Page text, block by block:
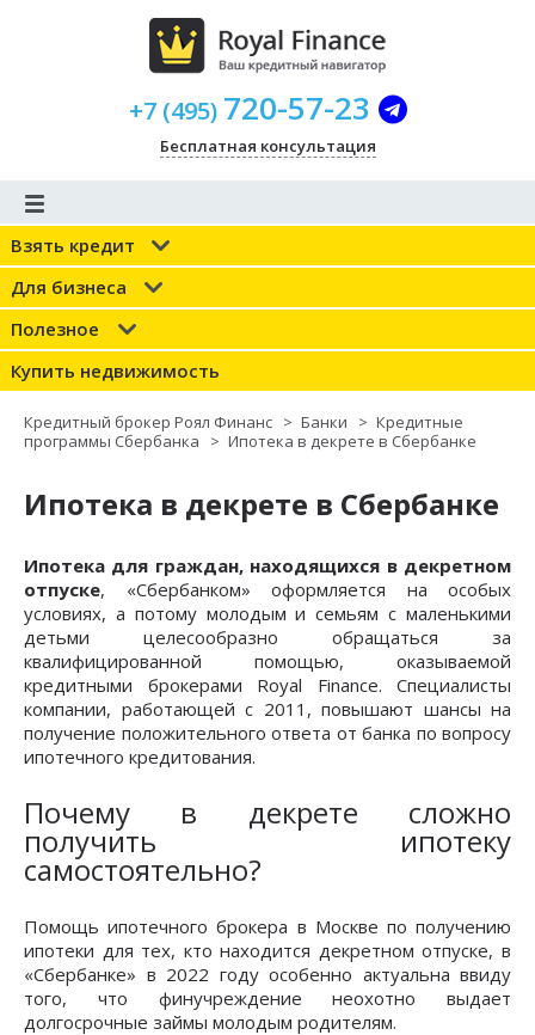
+7(495) 720-57-23
Бесплатная консультация
Взять кредит
Для бизнеса
Полезное
Купить недвижимость
Кредитный брокер Роял Финанс > Банки > Кредитные
программы Сбербанка
> Ипотека в декрете в Сбербанке
Ипотека в декрете в Сбербанке
Ипотека для граждан, находящихся в декретном
отпуске, «Сбербанком» оформляется на особых
условиях, а потому молодым и семьям с маленькими
детьми целесообразно обращаться за
квалифицированной помощью, оказываемой
кредитными брокерами Royal Finance. Специалисты
компании, работающей с 2011, повышают шансы на
получение положительного ответа от банка по вопросу
ипотечного кредитования.
Почему в декрете сложно
получить ипотеку
самостоятельно?
Помощь ипотечного брокера в Москве по получению
ипотеки для тех, кто находится декретном отпуске, в
«Сбербанке» в 2022 году особенно актуальна ввиду
того, что финучреждение неохотно выдает
долгосрочные займы молодым родителям.